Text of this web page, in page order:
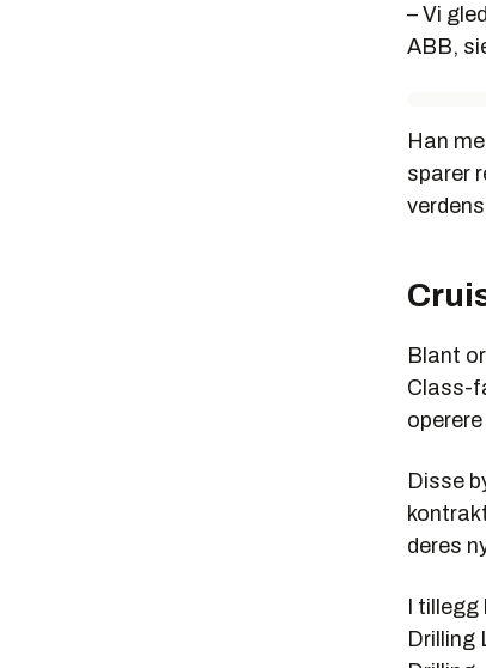
– Vi
ABB,
Han
sparer
Blant
Class-
Disse
deres
I
Drilling